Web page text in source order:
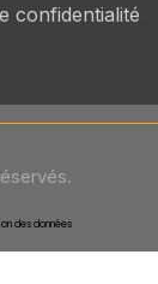
confidentialité
des données